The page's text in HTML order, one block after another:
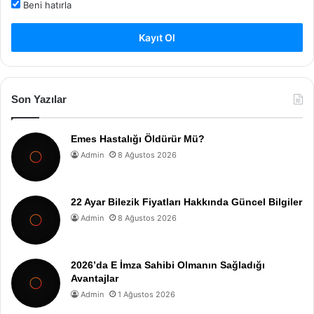
Beni hatırla
Kayıt Ol
Son Yazılar
Emes Hastalığı Öldürür Mü?
Admin 8 Ağustos 2026
22 Ayar Bilezik Fiyatları Hakkında Güncel Bilgiler
Admin 8 Ağustos 2026
2026’da E İmza Sahibi Olmanın Sağladığı
Avantajlar
Admin 1 Ağustos 2026